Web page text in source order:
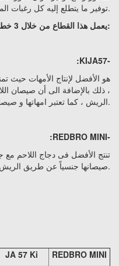
توفير ما يتطلع إليه كل رغبات المستهلكين فى هذا الشأن.
يعمل هذا القطاع من خلال 3 خطوط إناث:
:KIJA57-
، ذلك بالإضافة الى أن صيصان
الريش ، كما تعتبر امهاتها و صيصان اللاحم لديها غاية فى سهولة إدارتها.
:REDBRO MINI-
تنتج الأفضل فى دجاج اللاحم مع
صيصانها جنسياً عن طريق الريش.
JA 57 Ki
REDBRO MINI